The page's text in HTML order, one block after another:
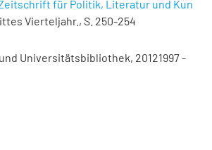
für Politik, Literatur und Kun
Vierteljahr., S. 250-254
Universitätsbibliothek, 20121997 -